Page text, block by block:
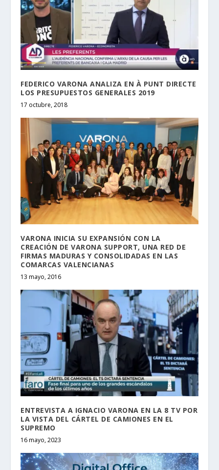
FEDERICO VARONA ANALIZA EN À PUNT DIRECTE
LOS PRESUPUESTOS GENERALES 2019
17 octubre, 2018
VARONA INICIA SU EXPANSIÓN CON LA
CREACIÓN DE VARONA SUPPORT, UNA RED DE
FIRMAS MADURAS Y CONSOLIDADAS EN LAS
COMARCAS VALENCIANAS
13 mayo, 2016
ENTREVISTA A IGNACIO VARONA EN LA 8 TV POR
LA VISTA DEL CÁRTEL DE CAMIONES EN EL
SUPREMO
16 mayo, 2023